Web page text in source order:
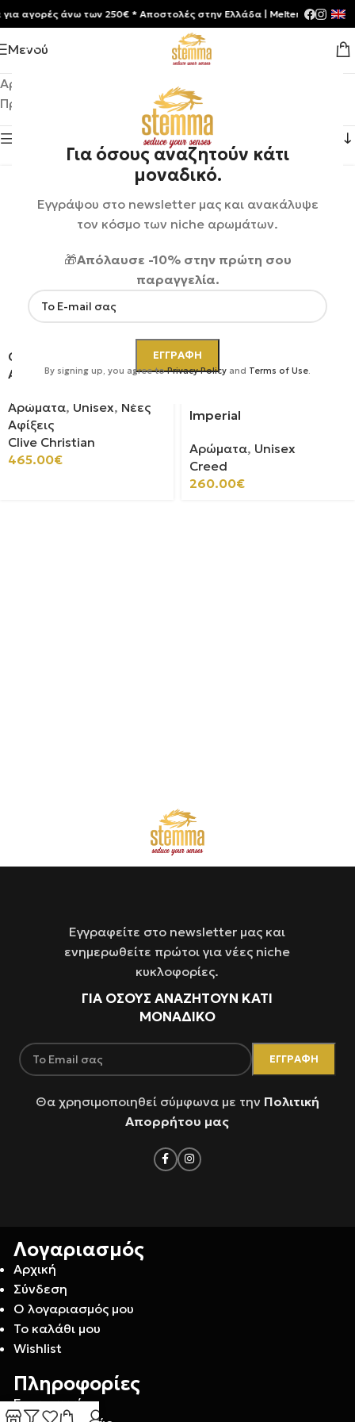
Για όσους αναζητούν κάτι
μοναδικό.
Εγγράψου στο newsletter μας και ανακάλυψε
τον κόσμο των niche αρωμάτων.
🎁Απόλαυσε -10% στην πρώτη σου
παραγγελία.
By signing up, you agree toPrivacy Policy and Terms of Use.
Μενού
Αρχική σελίδα
Προϊόντα με ετικέτα “Citrus”
Προβάλλονται όλα - 2 αποτελέσματα
Εμφάνιση πλευρικής μπάρας
Clive Christian | Crab
Apple Blossom
Αρώματα, Unisex, Νέες
Αφίξεις
Clive Christian
465.00€
ΕΞΑΝ
ΤΛΉΘ
ΗΚΕ
Imperial
Αρώματα, Unisex
Creed
260.00€
Εγγραφείτε στο newsletter μας και
ενημερωθείτε πρώτοι για νέες niche
κυκλοφορίες.
ΓΙΑ ΌΣΟΥΣ ΑΝΑΖΗΤΟΥΝ ΚΑΤΙ
ΜΟΝΑΔΙΚΟ
Θα χρησιμοποιηθεί σύμφωνα με την Πολιτική
Απορρήτου μας
Λογαριασμός
Αρχική
Σύνδεση
Ο λογαριασμός μου
Το καλάθι μου
Wishlist
Πληροφορίες
Επικοινωνία
αγορές άνω των 250€ * Aποστολές στην Ελλάδα | Meltemia Exclusive